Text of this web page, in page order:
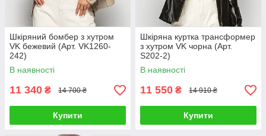
Шкіряний бомбер з хутром
VK бежевий (Арт. VK1260-
242)
В наявності
11 340 ₴ 14 700 ₴
Купити
Шкіряна куртка трансформер
з хутром VK чорна (Арт.
S202-2)
В наявності
11 550 ₴ 14 910 ₴
Купити